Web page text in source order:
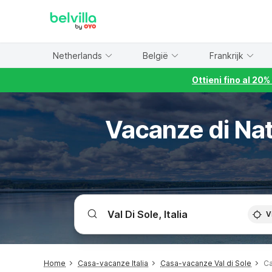
Netherlands België Frankrijk
Ottieni fino al
Vacanze di
Home Casa-vacanze Italia Casa-vacanze Val di Sole